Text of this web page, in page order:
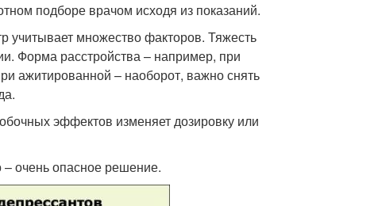
подборе врачом исходя из показаний.
учитывает множество факторов. Тяжесть
Форма расстройства – например, при
ажитированной – наоборот, важно снять
эффектов изменяет дозировку или
очень опасное решение.